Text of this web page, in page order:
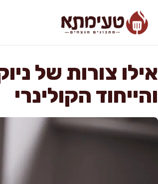
אילו צורות של
והייחוד הקולינרי